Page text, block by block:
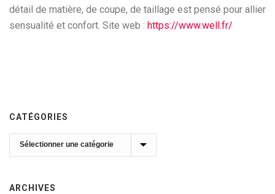
détail de matière, de coupe, de taillage est pensé pour allier
sensualité et confort. Site web : https://www.well.fr/
CATÉGORIES
Catégories
ARCHIVES